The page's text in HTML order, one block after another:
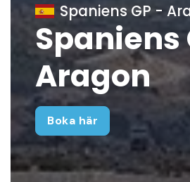
Spaniens GP -
Spaniens
Aragon
Boka här